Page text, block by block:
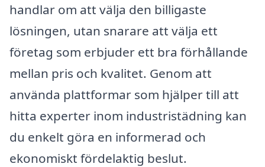
handlar om att välja den billigaste
lösningen, utan snarare att välja ett
företag som erbjuder ett bra förhållande
mellan pris och kvalitet. Genom att
använda plattformar som hjälper till att
hitta experter inom industristädning kan
du enkelt göra en informerad och
ekonomiskt fördelaktig beslut.